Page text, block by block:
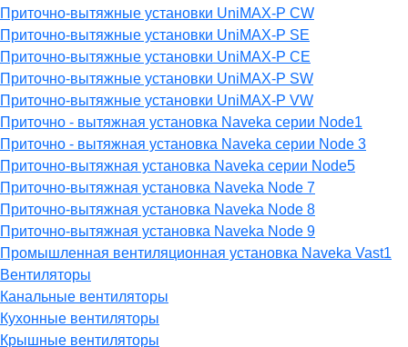
Приточно-вытяжные установки UniMAX-P CW
Приточно-вытяжные установки UniMAX-P SE
Приточно-вытяжные установки UniMAX-P CE
Приточно-вытяжные установки UniMAX-P SW
Приточно-вытяжные установки UniMAX-P VW
Приточно - вытяжная установка Naveka серии Node1
Приточно - вытяжная установка Naveka серии Node 3
Приточно-вытяжная установка Naveka серии Node5
Приточно-вытяжная установка Naveka Node 7
Приточно-вытяжная установка Naveka Node 8
Приточно-вытяжная установка Naveka Node 9
Промышленная вентиляционная установка Naveka Vast1
Вентиляторы
Канальные вентиляторы
Кухонные вентиляторы
Крышные вентиляторы